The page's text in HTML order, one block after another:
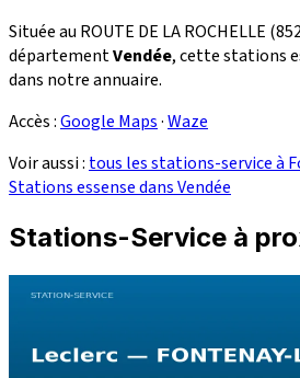
Située au ROUTE DE LA ROCHELLE
départementVendée, cette stations
dans notre annuaire.
Accès :Google Maps·Waze
Voir aussi : tous les stations-service à
Stations essense dans Vendée
Stations-Service à